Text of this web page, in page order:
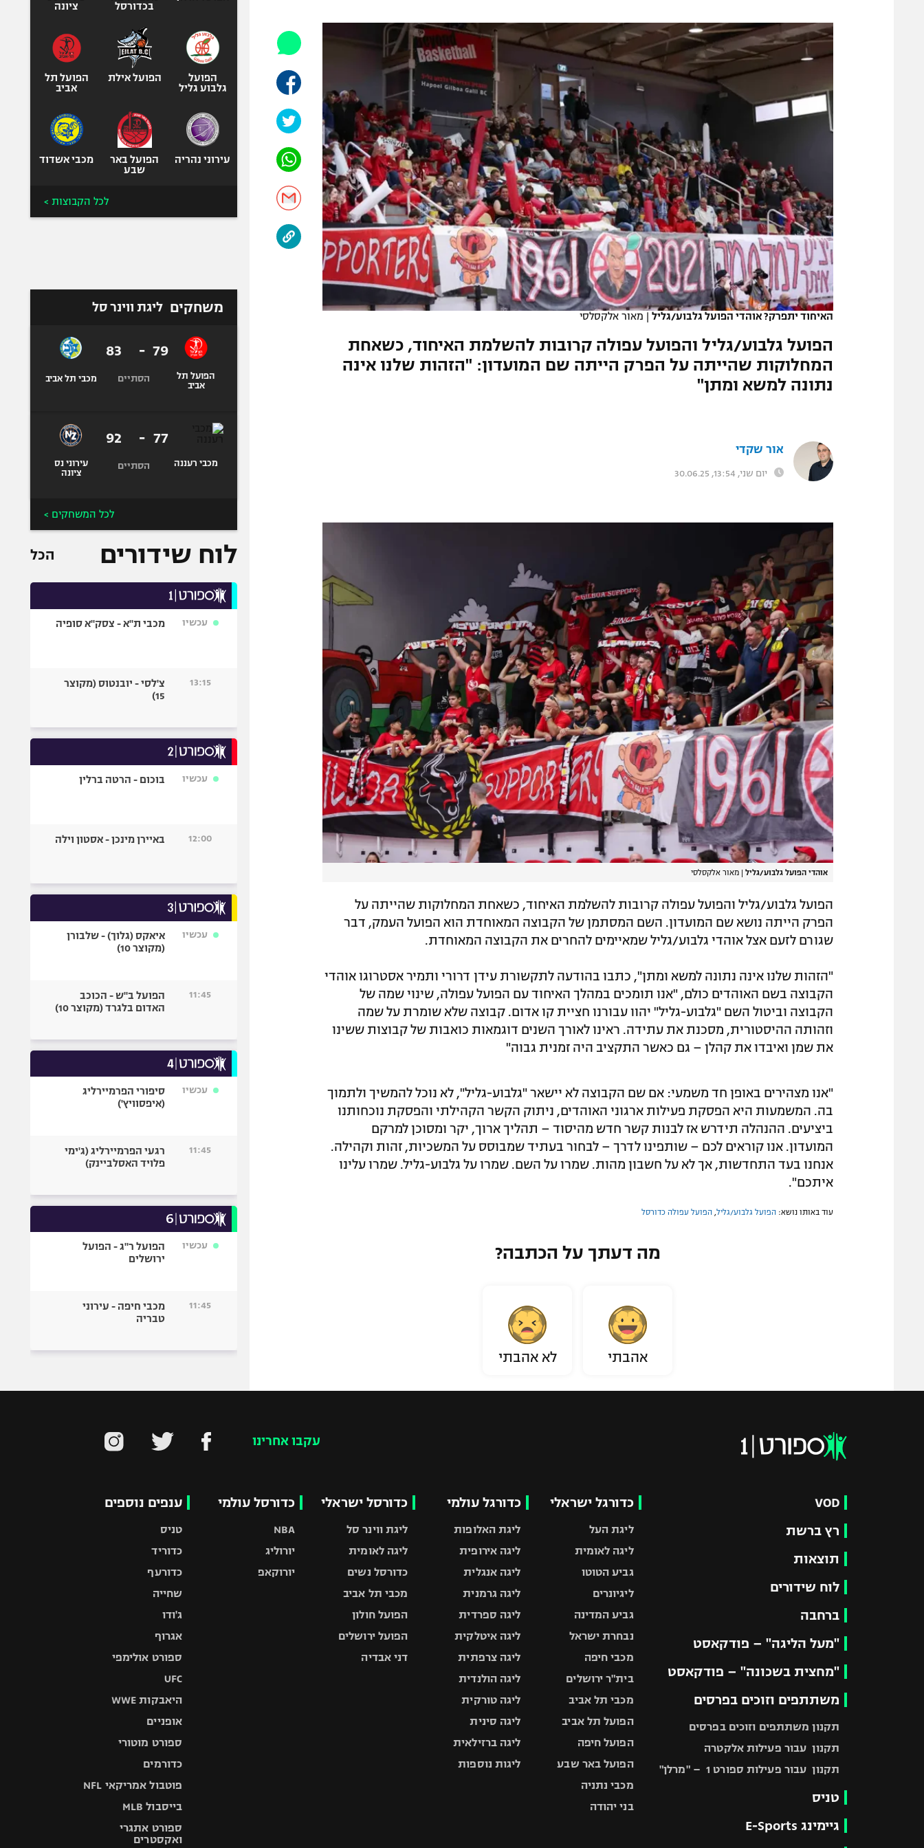
תקנון משתתפים וזוכים בפרסים
תקנון עבור פעילות אלקטרה
תקנון עבור פעילות ספורט 1 – "מרלן"
גיימינג E-Sports
מדיניות פרטיות
תקנון פעילות ספורט 1
רשיון להקרנה פומבית לבית עסק
הצטרפות לחבילת הערוצים
לוח דרושים – ג'ובנט
תגיות
המגזין
הפועל תל אביב
הפועל חיפה
הפועל באר שבע
מכבי נתניה
ליגה סינית
ליגה ברזילאית
ליגות נוספות
ספורט מוטורי
כדורמים
ספורט אתגרי
ואקסטרים
אומנויות לחימה
האיחוד יתפרק? אוהדי הפועל גלבוע/גליל | מאור אלקסלסי
הפועל גלבוע/גליל והפועל עפולה קרובות להשלמת האיחוד, כשאחת
המחלוקות שהייתה על הפרק הייתה שם המועדון: "הזהות שלנו אינה
נתונה למשא ומתן"
אור שקדי
יום שני, 13:54, 30.06.25
אוהדי הפועל גלבוע/גליל מאור אלקסלסי
הפועל גלבוע/גליל והפועל עפולה קרובות להשלמת האיחוד, כשאחת המחלוקות שהייתה על
הפרק הייתה נושא שם המועדון. השם המסתמן של הקבוצה המאוחדת הוא הפועל העמק, דבר
שגורם לזעם אצל אוהדי גלבוע/גליל שמאיימים להחרים את הקבוצה המאוחדת.
"הזהות שלנו אינה נתונה למשא ומתן", כתבו בהודעה לתקשורת עידן דרורי ותמיר אסטרוגו אוהדי
הקבוצה בשם האוהדים כולם, "אנו תומכים במהלך האיחוד עם הפועל עפולה, שינוי שמה של
הקבוצה וביטול השם "גלבוע-גליל" יהוו עבורנו חציית קו אדום. קבוצה שלא שומרת על שמה
וזהותה ההיסטורית, מסכנת את עתידה. ראינו לאורך השנים דוגמאות כואבות של קבוצות ששינו
את שמן ואיבדו את קהלן – גם כאשר התקציב היה זמנית גבוה"
"אנו מצהירים באופן חד משמעי: אם שם הקבוצה לא יישאר "גלבוע-גליל", לא נוכל להמשיך ולתמוך
בה. המשמעות היא הפסקת פעילות ארגוני האוהדים, ניתוק הקשר הקהילתי והפסקת נוכחותנו
ביציעים. ההנהלה תידרש אז לבנות קשר חדש מהיסוד – תהליך ארוך, יקר ומסוכן למרקם
המועדון. אנו קוראים לכם – שותפינו לדרך – לבחור בעתיד שמבוסס על המשכיות, זהות וקהילה.
אנחנו בעד התחדשות, אך לא על חשבון מהות. שמרו על השם. שמרו על גלבוע-גליל. שמרו עלינו
איתכם".
עוד באותו נושא: הפועל גלבוע/גליל הפועל עפולה כדורסל
מה דעתך על הכתבה?
אהבתי לא אהבתי
בכדורסל
ציונה
הפועל
גלבוע גליל
הפועל אילת
הפועל תל
אביב
עירוני נהריה
הפועל באר
שבע
מכבי אשדוד
לכל הקבוצות >
משחקים ליגת ווינר סל
הפועל תל
אביב
79
-
83
הסתיים מכבי תל אביב
מכבי רעננה
77
-
92
הסתיים
עירוני נס
ציונה
לכל המשחקים >
לוח שידורים הכל
עכשיו מכבי ת"א - צסק"א סופיה
13:15
צ'לסי - יובנטוס (מקוצר
15)
עכשיו בוכום - הרטה ברלין
12:00 באיירן מינכן - אסטון וילה
עכשיו
איאקס (גלוך) - שלבורן
(מקוצר 10)
11:45
הפועל ב"ש - הכוכב
האדום בלגרד (מקוצר 10)
עכשיו
סיפורי הפרמיירליג
(איפסוויץ')
11:45
רגעי הפרמיירליג (ג'ימי
פלויד האסלביינק)
עכשיו
הפועל ר"ג - הפועל
ירושלים
11:45
מכבי חיפה - עירוני
טבריה
עקבו אחרינו
VOD
רץ ברשת
תוצאות
לוח שידורים
ברחבה
"מעל הליגה" – פודקאסט
"מחצית בשכונה" – פודקאסט
משתתפים וזוכים בפרסים
תקנון משתתפים וזוכים בפרסים
תקנון עבור פעילות אלקטרה
תקנון עבור פעילות ספורט 1 – "מרלן"
טניס
גיימינג E-Sports
כדורגל ישראלי
ליגת העל
ליגה לאומית
גביע הטוטו
ליגיונרים
גביע המדינה
נבחרת ישראל
מכבי חיפה
בית"ר ירושלים
מכבי תל אביב
הפועל תל אביב
הפועל חיפה
הפועל באר שבע
מכבי נתניה
בני יהודה
כדורגל עולמי
ליגת האלופות
ליגה אירופית
ליגה אנגלית
ליגה גרמנית
ליגה ספרדית
ליגה איטלקית
ליגה צרפתית
ליגה הולנדית
ליגה טורקית
ליגה סינית
ליגה ברזילאית
ליגות נוספות
כדורסל ישראלי
ליגת ווינר סל
ליגה לאומית
כדורסל נשים
מכבי תל אביב
הפועל חולון
הפועל ירושלים
דני אבדיה
כדורסל עולמי
NBA
יורוליג
יורוקאפ
ענפים נוספים
טניס
כדוריד
כדורעף
שחייה
ג'ודו
אגרוף
ספורט אולימפי
UFC
היאבקות WWE
אופניים
ספורט מוטורי
כדורמים
פוטבול אמריקאי NFL
בייסבול MLB
ספורט אתגרי
ואקסטרים